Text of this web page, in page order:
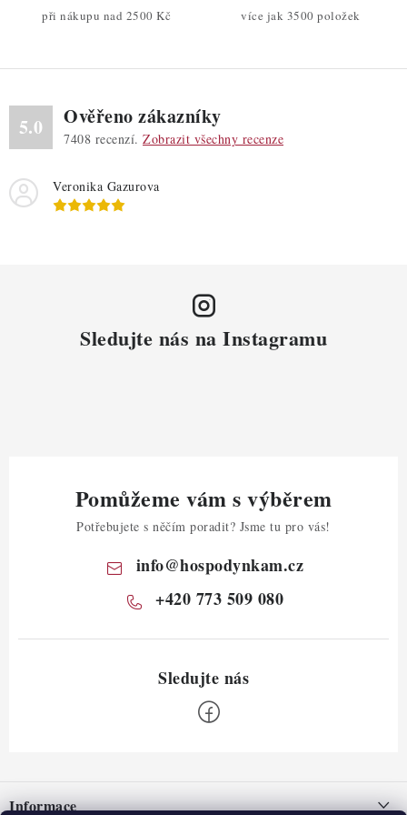
u
při nákupu nad 2500 Kč více jak 3500 položek
5.0 Ověřeno zákazníky
7408 recenzí. Zobrazit všechny recenze
Veronika Gazurova
Sledujte nás na Instagramu
Pomůžeme vám s výběrem
Potřebujete s něčím poradit? Jsme tu pro vás!
info@hospodynkam.cz
+420 773 509 080
Informace